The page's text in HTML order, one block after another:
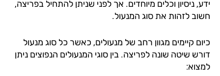
ניסיון וכלים מיוחדים. אך לפני שניתן להתחיל בפריצה,
לזהות את סוג המנעול.
קיימים מגוון רחב של מנעולים, כאשר כל סוג מנעול
שיטה שונה לפריצה. בין סוגי המנעולים הנפוצים ניתן